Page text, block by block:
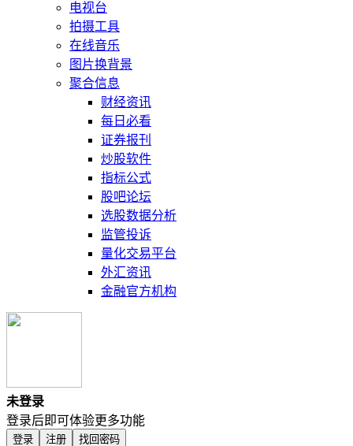
电视台
拍摄工具
在线音乐
图片换背景
聚合信息
财经资讯
每日必看
证券报刊
炒股软件
指标公式
股吧论坛
选股数据分析
监管投诉
量化交易平台
外汇资讯
金融官方机构
未登录
登录后即可体验更多功能
登录 注册 找回密码